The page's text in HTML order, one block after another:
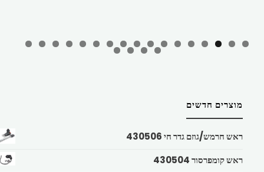
מוצרים חדשים
ראש חרמש/גוזם גדר חי 430506
ראש קומפרסור 430504